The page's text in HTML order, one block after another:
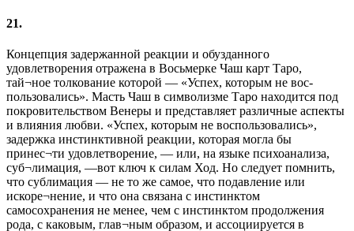
21.
Концепция задержанной реакции и обузданного
удовлетворения отражена в Восьмерке Чаш карт Таро,
тай¬ное толкование которой — «Успех, которым не вос-
пользовались». Масть Чаш в символизме Таро находится под
покровительством Венеры и представляет различные аспекты
и влияния любви. «Успех, которым не воспользовались»,
задержка инстинктивной реакции, которая могла бы
принес¬ти удовлетворение, — или, на языке психоанализа,
суб¬лимация, —вот ключ к силам Ход. Но следует помнить,
что сублимация — не то же самое, что подавление или
искоре¬нение, и что она связана с инстинктом
самосохранения не менее, чем с инстинктом продолжения
рода, с каковым, глав¬ным образом, и ассоциируется в